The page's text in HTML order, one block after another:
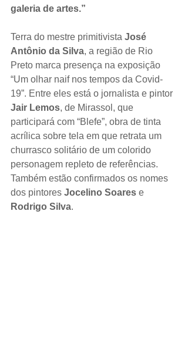
galeria de artes.”
Terra do mestre primitivista José
Antônio da Silva, a região de Rio
Preto marca presença na exposição
“Um olhar naif nos tempos da Covid-
19”. Entre eles está o jornalista e pintor
Jair Lemos, de Mirassol, que
participará com “Blefe”, obra de tinta
acrílica sobre tela em que retrata um
churrasco solitário de um colorido
personagem repleto de referências.
Também estão confirmados os nomes
dos pintores Jocelino Soares e
Rodrigo Silva.